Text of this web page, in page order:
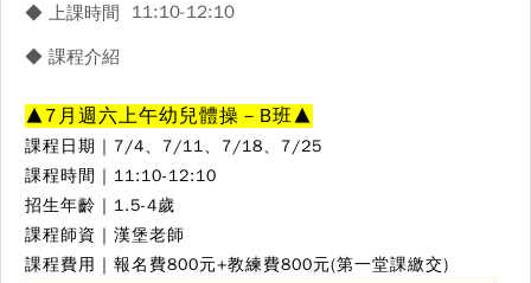
◆ 上課時間 11:10-12:10
◆ 課程介紹
▲7月週六上午幼兒體操－B班▲
課程日期｜ 7/4、7/11、7/18、7/25
課程時間｜11:10-12:10
招生年齡｜1.5-4歲
課程師資｜漢堡老師
課程費用｜報名費800元+教練費800元(第一堂課繳交)